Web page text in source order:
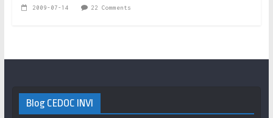
2009-07-14 22 Comments
Blog CEDOC INVI